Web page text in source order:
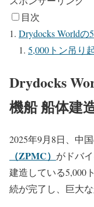
目次
Drydocks World
5,000トン吊り
Drydocks
機船 船体建
2025年9月8日、中
（ZPMC） がドバ
建造している5,000
続が完了し、巨大